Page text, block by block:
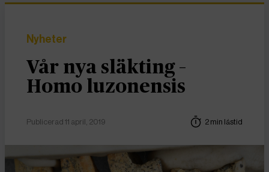
Nyheter
Vår nya släkting –
Homo luzonensis
Publicerad 11 april, 2019 2 min lästid